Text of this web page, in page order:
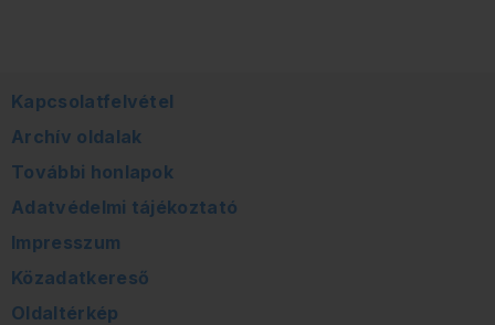
Kapcsolatfelvétel
Archív oldalak
További honlapok
Adatvédelmi tájékoztató
Impresszum
Közadatkereső
Oldaltérkép